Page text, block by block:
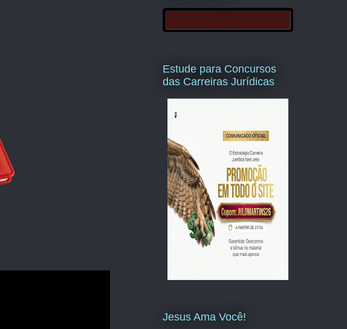
Estude para Concursos
das Carreiras Jurídicas
Jesus Ama Você!